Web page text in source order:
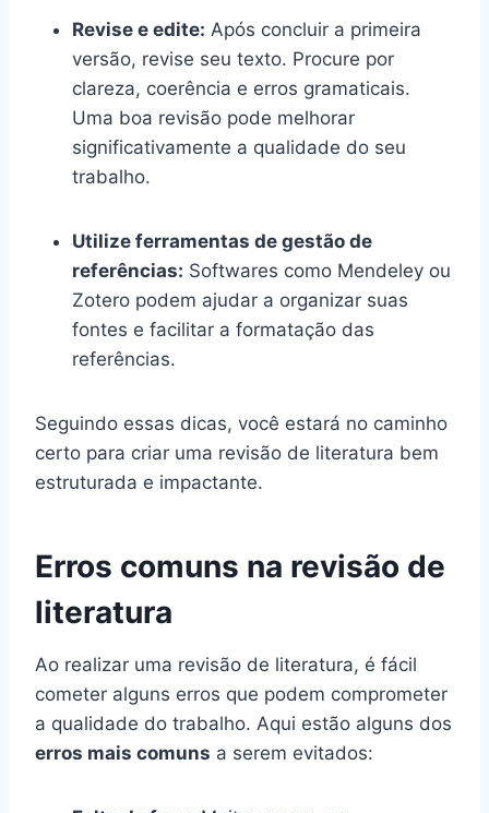
Revise e edite: Após concluir a primeira
versão, revise seu texto. Procure por
clareza, coerência e erros gramaticais.
Uma boa revisão pode melhorar
significativamente a qualidade do seu
trabalho.
Utilize ferramentas de gestão de
referências: Softwares como Mendeley ou
Zotero podem ajudar a organizar suas
fontes e facilitar a formatação das
referências.
Seguindo essas dicas, você estará no caminho
certo para criar uma revisão de literatura bem
estruturada e impactante.
Erros comuns na revisão de
literatura
Ao realizar uma revisão de literatura, é fácil
cometer alguns erros que podem comprometer
a qualidade do trabalho. Aqui estão alguns dos
erros mais comuns a serem evitados: